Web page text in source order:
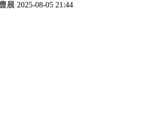
曹晨 2025-08-05 21:44